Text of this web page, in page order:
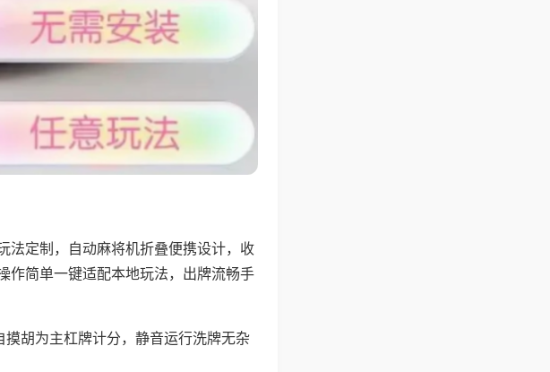
法定制，自动麻将机折叠便携设计，收
作简单一键适配本地玩法，出牌流畅手
胡为主杠牌计分，静音运行洗牌无杂